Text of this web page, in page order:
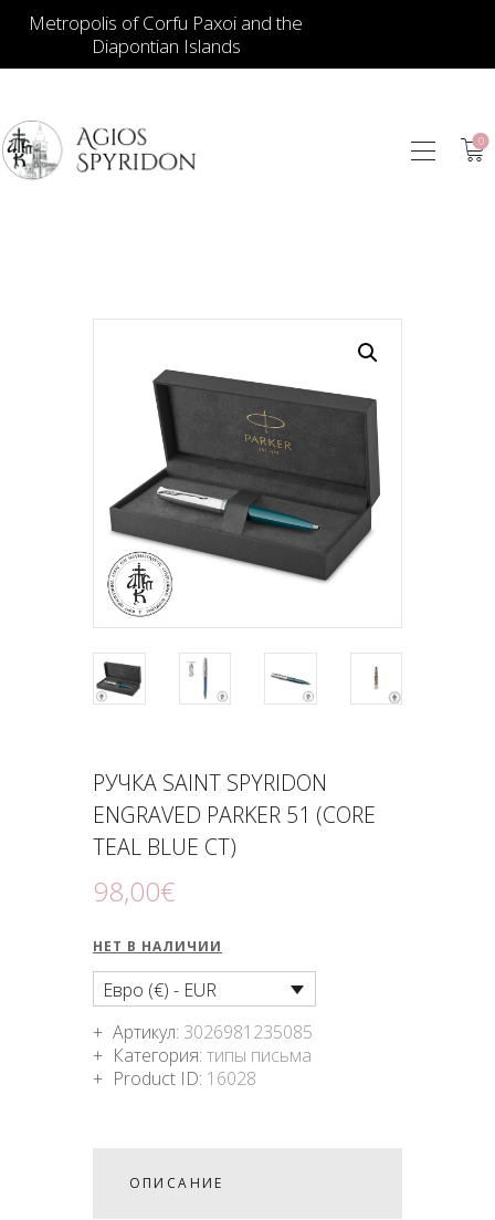
Metropolis of Corfu Paxoi and the
Diapontian Islands
0
ДЛЯ ЦЕРКВИ
ПРЕДМЕТЫ
СВЕЧИ
СУВЕНИРЫ ДЛЯ
ДОМА
ПОДНОШЕНИЯ
БЛОГ
РУЧКА SAINT SPYRIDON
ENGRAVED PARKER 51 (CORE
TEAL BLUE CT)
98,00€
НЕТ В НАЛИЧИИ
Евро (€) - EUR
Артикул: 3026981235085
Категория:типы письма
Product ID: 16028
ОПИСАНИЕ